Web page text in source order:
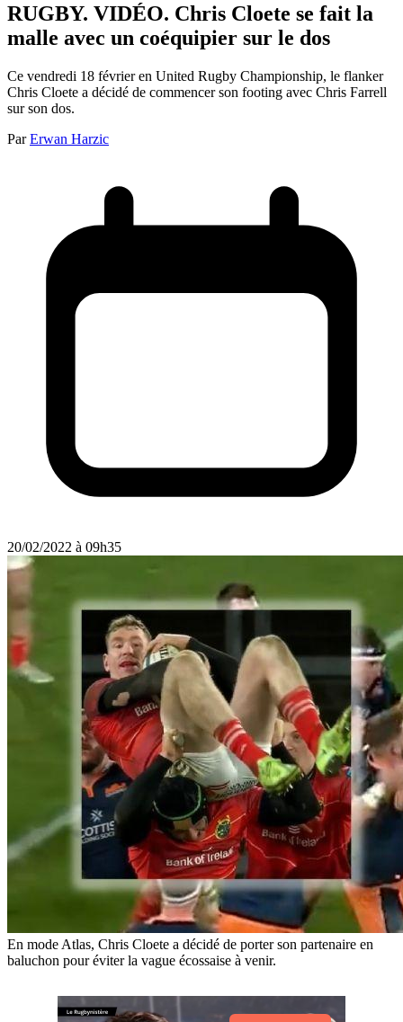
RUGBY. VIDÉO. Chris Cloete se fait la
malle avec un coéquipier sur le dos
Ce vendredi 18 février en United Rugby Championship, le flanker
Chris Cloete a décidé de commencer son footing avec Chris Farrell
sur son dos.
Par Erwan Harzic
20/02/2022 à 09h35
En mode Atlas, Chris Cloete a décidé de porter son partenaire en
baluchon pour éviter la vague écossaise à venir.